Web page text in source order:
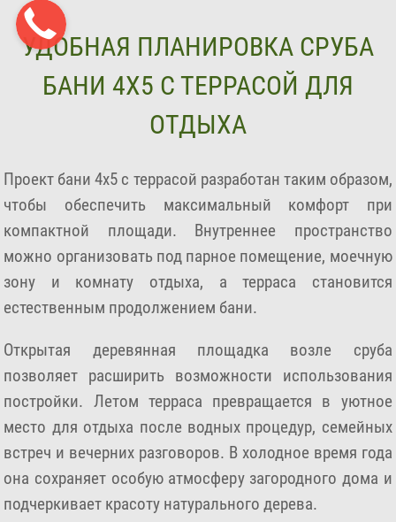
УДОБНАЯ ПЛАНИРОВКА СРУБА
БАНИ 4Х5 С ТЕРРАСОЙ ДЛЯ
ОТДЫХА
Проект бани 4х5 с террасой разработан таким образом,
чтобы обеспечить максимальный комфорт при
компактной площади. Внутреннее пространство
можно организовать под парное помещение, моечную
зону и комнату отдыха, а терраса становится
естественным продолжением бани.
Открытая деревянная площадка возле сруба
позволяет расширить возможности использования
постройки. Летом терраса превращается в уютное
место для отдыха после водных процедур, семейных
встреч и вечерних разговоров. В холодное время года
она сохраняет особую атмосферу загородного дома и
подчеркивает красоту натурального дерева.